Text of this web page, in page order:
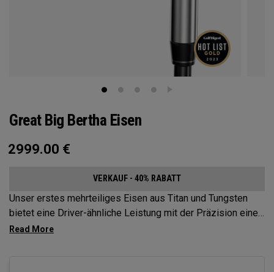
Great Big Bertha Eisen
2999.00 €
VERKAUF - 40% RABATT
Unser erstes mehrteiliges Eisen aus Titan und Tungsten
bietet eine Driver-ähnliche Leistung mit der Präzision eines
Eisens.